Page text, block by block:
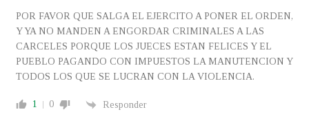
POR FAVOR QUE SALGA EL EJERCITO A PONER EL ORDEN,
Y YA NO MANDEN A ENGORDAR CRIMINALES A LAS
CARCELES PORQUE LOS JUECES ESTAN FELICES Y EL
PUEBLO PAGANDO CON IMPUESTOS LA MANUTENCION Y
TODOS LOS QUE SE LUCRAN CON LA VIOLENCIA.
1 0 Responder